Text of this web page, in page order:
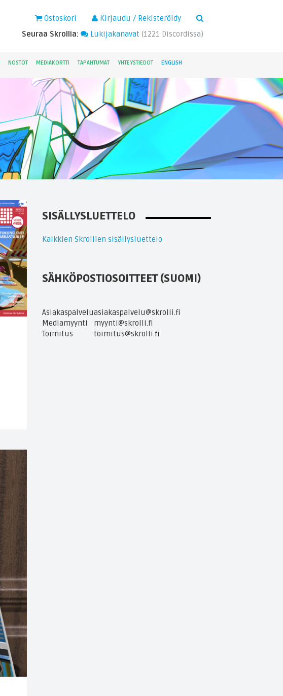
Kirjaudu / Rekisteröidy
Ostoskori
Seuraa Skrollia:
Lukijakanavat (1221 Discordissa)
NOSTOT MEDIAKORTTI TAPAHTUMAT YHTEYSTIEDOT ENGLISH
SISÄLLYSLUETTELO
Kaikkien Skrollien sisällysluettelo
SÄHKÖPOSTIOSOITTEET (SUOMI)
Asiakaspalveluasiakaspalvelu@skrolli.fi
Mediamyynti
myynti@skrolli.fi
Toimitus
toimitus@skrolli.fi